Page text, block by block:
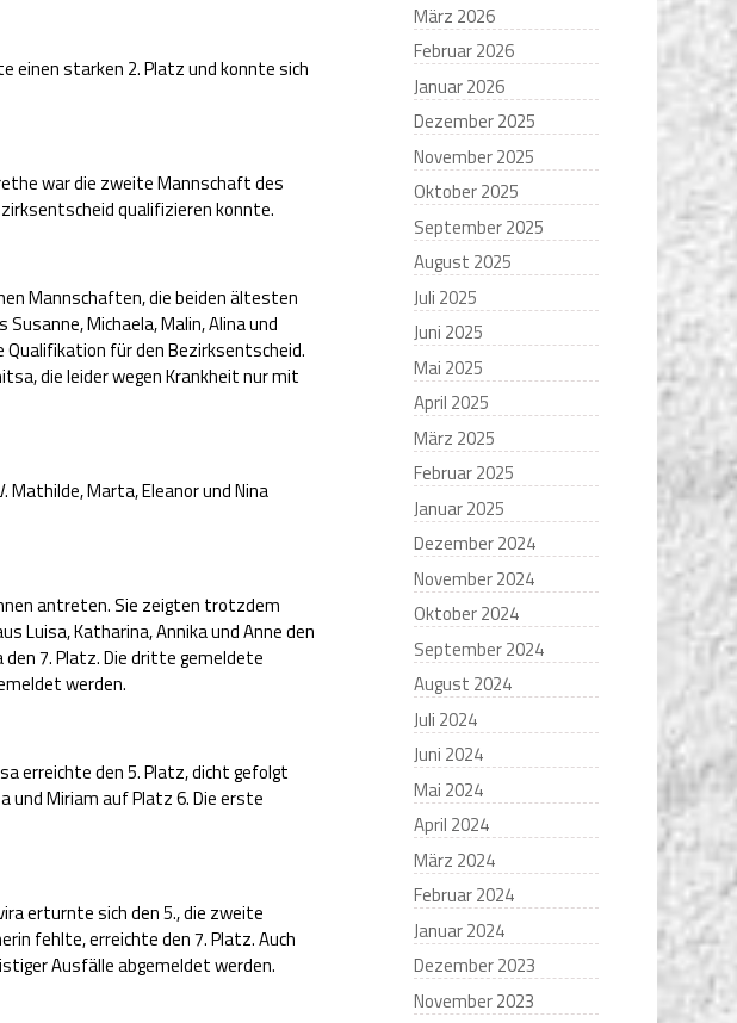
einen starken 2. Platz und konnte sich
war die zweite Mannschaft des
qualifizieren konnte.
Mannschaften, die beiden ältesten
Michaela, Malin, Alina und
für den Bezirksentscheid.
die leider wegen Krankheit nur mit
Marta, Eleanor und Nina
antreten. Sie zeigten trotzdem
Luisa, Katharina, Annika und Anne den
den 7. Platz. Die dritte gemeldete
werden.
erreichte den 5. Platz, dicht gefolgt
und Miriam auf Platz 6. Die erste
erturnte sich den 5., die zweite
fehlte, erreichte den 7. Platz. Auch
Ausfälle abgemeldet werden.
März 2026
Februar 2026
Januar 2026
Dezember 2025
November 2025
Oktober 2025
September 2025
August 2025
Juli 2025
Juni 2025
Mai 2025
April 2025
März 2025
Februar 2025
Januar 2025
Dezember 2024
November 2024
Oktober 2024
September 2024
August 2024
Juli 2024
Juni 2024
Mai 2024
April 2024
März 2024
Februar 2024
Januar 2024
Dezember 2023
November 2023